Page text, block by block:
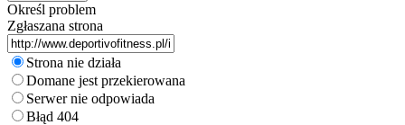
Określ problem
Zgłaszana strona
Strona nie działa
Domane jest przekierowana
Serwer nie odpowiada
Błąd 404